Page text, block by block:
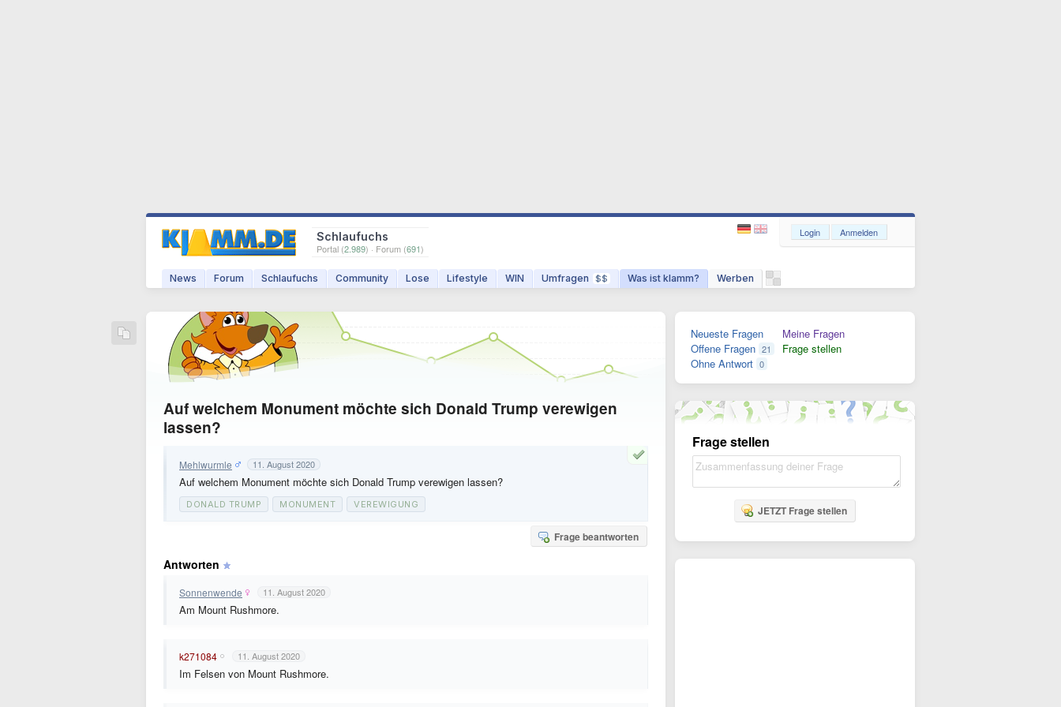
Schlaufuchs
Portal (2.989) · Forum (691)
News Forum Schlaufuchs Community Lose Lifestyle WIN Umfragen $$ Was ist klamm? Werben
Login Anmelden
Auf welchem Monument möchte sich Donald Trump verewigen
lassen?
Mehlwurmle 11. August 2020
Auf welchem Monument möchte sich Donald Trump verewigen lassen?
DONALD TRUMP MONUMENT VEREWIGUNG
Frage beantworten
Antworten
Sonnenwende 11. August 2020
Am Mount Rushmore.
k271084 11. August 2020
Im Felsen von Mount Rushmore.
Neueste Fragen
Offene Fragen 21
Ohne Antwort 0
Meine Fragen
Frage stellen
Frage stellen
JETZT Frage stellen